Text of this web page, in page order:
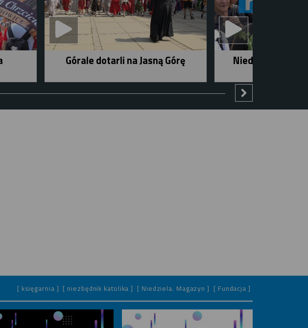
Górale dotarli na Jasną Górę Niedziela w
[ księgarnia ] [ niezbędnik katolika ] [ Niedziela. Magazyn ] [ Fundacja ]